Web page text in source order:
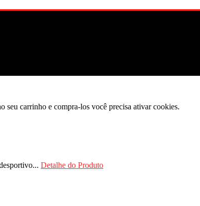
seu carrinho e compra-los você precisa ativar cookies.
Detalhe do Produto